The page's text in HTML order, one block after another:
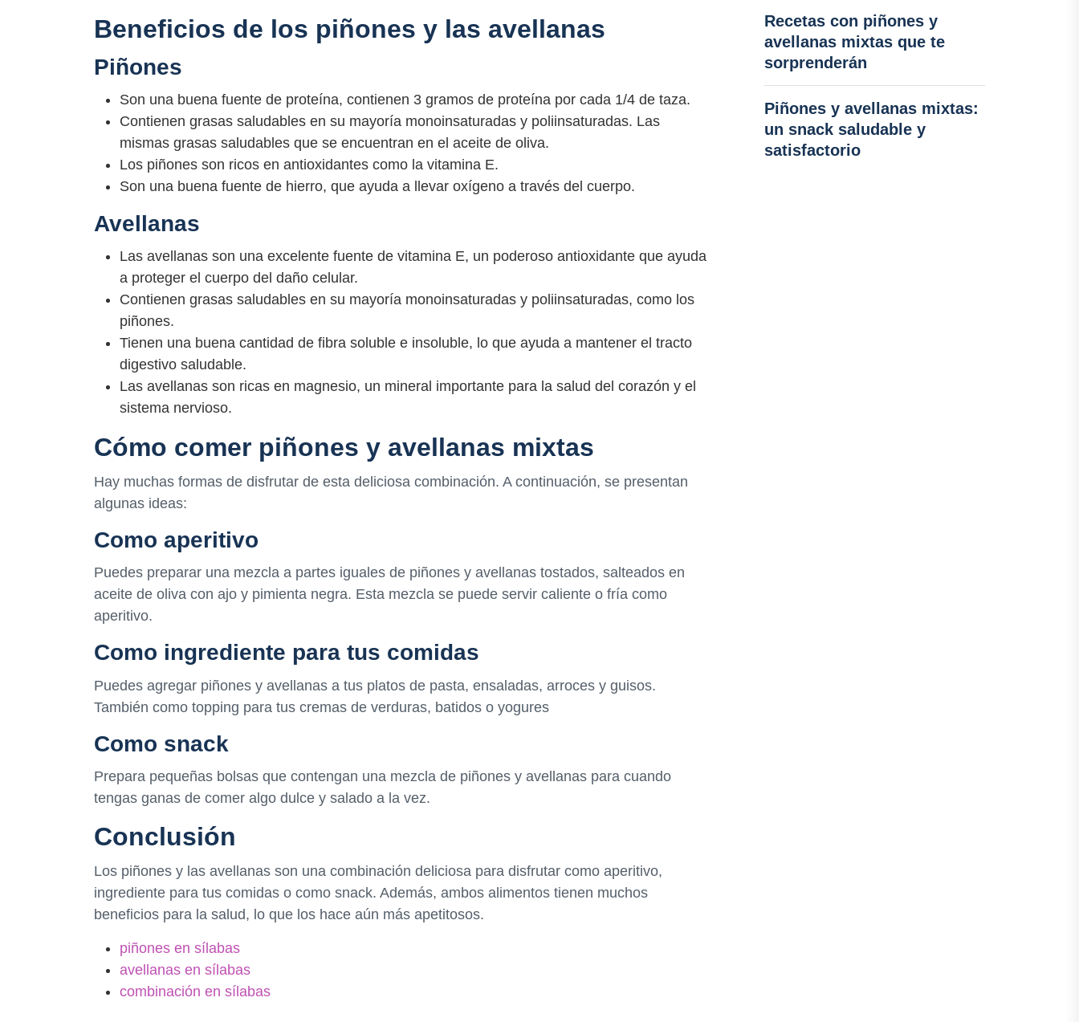
Beneficios de los piñones y las avellanas
Piñones
Son una buena fuente de proteína, contienen 3 gramos de proteína por cada 1/4 de taza.
Contienen grasas saludables en su mayoría monoinsaturadas y poliinsaturadas. Las
mismas grasas saludables que se encuentran en el aceite de oliva.
Los piñones son ricos en antioxidantes como la vitamina E.
Son una buena fuente de hierro, que ayuda a llevar oxígeno a través del cuerpo.
Avellanas
Las avellanas son una excelente fuente de vitamina E, un poderoso antioxidante que ayuda
a proteger el cuerpo del daño celular.
Contienen grasas saludables en su mayoría monoinsaturadas y poliinsaturadas, como los
piñones.
Tienen una buena cantidad de fibra soluble e insoluble, lo que ayuda a mantener el tracto
digestivo saludable.
Las avellanas son ricas en magnesio, un mineral importante para la salud del corazón y el
sistema nervioso.
Cómo comer piñones y avellanas mixtas
Hay muchas formas de disfrutar de esta deliciosa combinación. A continuación, se presentan
algunas ideas:
Como aperitivo
Puedes preparar una mezcla a partes iguales de piñones y avellanas tostados, salteados en
aceite de oliva con ajo y pimienta negra. Esta mezcla se puede servir caliente o fría como
aperitivo.
Como ingrediente para tus comidas
Puedes agregar piñones y avellanas a tus platos de pasta, ensaladas, arroces y guisos.
También como topping para tus cremas de verduras, batidos o yogures
Como snack
Prepara pequeñas bolsas que contengan una mezcla de piñones y avellanas para cuando
tengas ganas de comer algo dulce y salado a la vez.
Conclusión
Los piñones y las avellanas son una combinación deliciosa para disfrutar como aperitivo,
ingrediente para tus comidas o como snack. Además, ambos alimentos tienen muchos
beneficios para la salud, lo que los hace aún más apetitosos.
piñones en sílabas
avellanas en sílabas
combinación en sílabas
Recetas con piñones y
avellanas mixtas que te
sorprenderán
Piñones y avellanas mixtas:
un snack saludable y
satisfactorio